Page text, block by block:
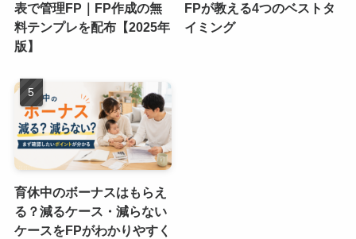
表で管理FP｜FP作成の無
料テンプレを配布【2025年
版】
FPが教える4つのベストタ
イミング
育休中のボーナスはもらえ
る？減るケース・減らない
ケースをFPがわかりやすく